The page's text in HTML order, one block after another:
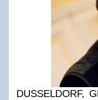
DUSSELDORF,